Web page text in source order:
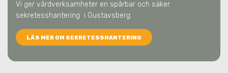
Vi ger vårdverksamheter en spårbar och säker
sekretesshantering i Gustavsberg.
LÄS MER OM SEKRETESSHANTERING